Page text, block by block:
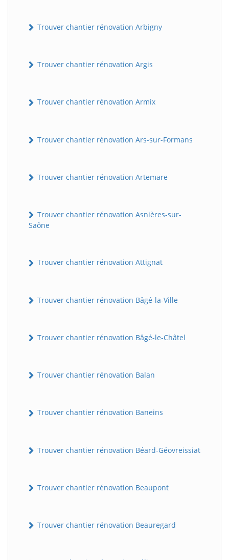
Trouver chantier rénovation Arbigny
Trouver chantier rénovation Argis
Trouver chantier rénovation Armix
Trouver chantier rénovation Ars-sur-Formans
Trouver chantier rénovation Artemare
Trouver chantier rénovation Asnières-sur-
Saône
Trouver chantier rénovation Attignat
Trouver chantier rénovation Bâgé-la-Ville
Trouver chantier rénovation Bâgé-le-Châtel
Trouver chantier rénovation Balan
Trouver chantier rénovation Baneins
Trouver chantier rénovation Béard-Géovreissiat
Trouver chantier rénovation Beaupont
Trouver chantier rénovation Beauregard